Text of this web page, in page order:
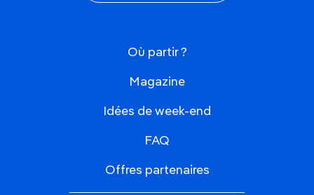
Où partir ?
Magazine
Idées de week-end
FAQ
Offres partenaires